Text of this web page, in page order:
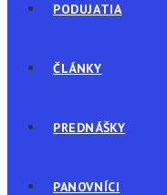
PODUJATIA
ČLÁNKY
PREDNÁŠKY
PANOVNÍCI